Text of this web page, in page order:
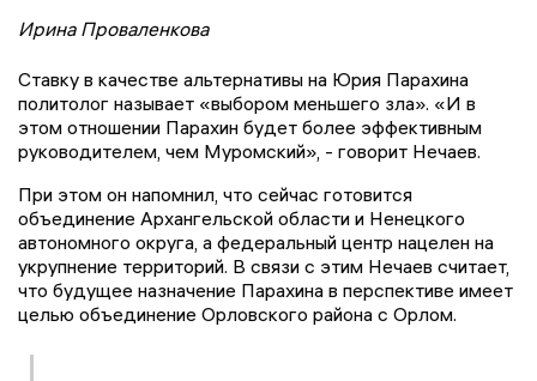
Ирина Проваленкова
Ставку в качестве альтернативы на Юрия Парахина
политолог называет «выбором меньшего зла». «И в
этом отношении Парахин будет более эффективным
руководителем, чем Муромский», - говорит Нечаев.
При этом он напомнил, что сейчас готовится
объединение Архангельской области и Ненецкого
автономного округа, а федеральный центр нацелен на
укрупнение территорий. В связи с этим Нечаев считает,
что будущее назначение Парахина в перспективе имеет
целью объединение Орловского района с Орлом.